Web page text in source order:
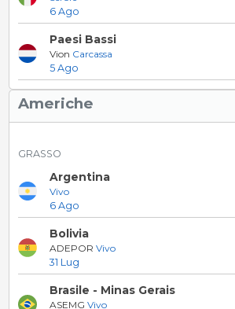
6 Ago
Paesi Bassi
Vion Carcassa
5 Ago
Americhe
GRASSO
Argentina
Vivo
6 Ago
Bolivia
ADEPORVivo
31 Lug
Brasile - Minas Gerais
ASEMGVivo